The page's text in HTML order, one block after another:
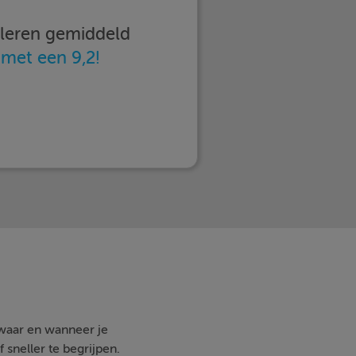
gemiddeld
met een 9,2!
en wanneer je
sneller te begrijpen.